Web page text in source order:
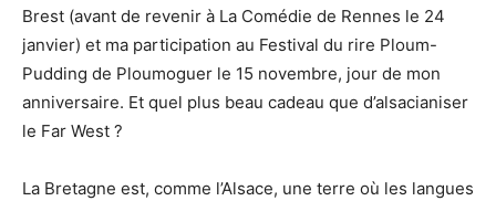
Brest (avant de revenir à La Comédie de Rennes le 24
janvier) et ma participation au Festival du rire Ploum-
Pudding de Ploumoguer le 15 novembre, jour de mon
anniversaire. Et quel plus beau cadeau que d’alsacianiser
le Far West ?
La Bretagne est, comme l’Alsace, une terre où les langues